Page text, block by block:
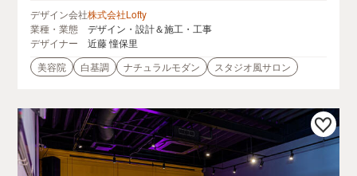
デザイン会社株式会社Lofty
業種・業態
デザイン・設計＆施工・工事
デザイナー
近藤 憧保里
美容院
白基調 ナチュラルモダン スタジオ風サロン